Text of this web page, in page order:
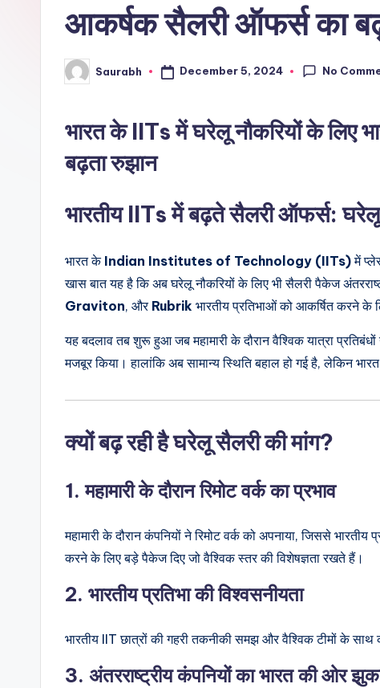
विश्वआकर्षक सैलरी ऑफर्स का
Posted
by
Saurabh December 5, 2024 No
भारत के IITs में घरेलू नौकरियों के लिए
बढ़ता रुझान
भारतीय IITs में बढ़ते सैलरी ऑफर्स: घरेलू
भारत के Indian Institutes of Technology (IITs)में
खास बात यह है कि अब घरेलू नौकरियों के लिए भी सैलरी पैकेज
Graviton, और Rubrik भारतीय प्रतिभाओं को आकर्षित करने
यह बदलाव तब शुरू हुआ जब महामारी के दौरान वैश्विक यात्रा
मजबूर किया। हालांकि अब सामान्य स्थिति बहाल हो गई है, लेकिन
क्यों बढ़ रही है घरेलू सैलरी की मांग?
1.महामारी के दौरान रिमोट वर्क का प्रभाव
महामारी के दौरान कंपनियों ने रिमोट वर्क को अपनाया, जिससे
करने के लिए बड़े पैकेज दिए जो वैश्विक स्तर की विशेषज्ञता रखते हैं।
2. भारतीय प्रतिभा की विश्वसनीयता
भारतीय IIT छात्रों की गहरी तकनीकी समझ और वैश्विक टीमों के साथ
3. अंतरराष्ट्रीय कंपनियों का भारत की ओर